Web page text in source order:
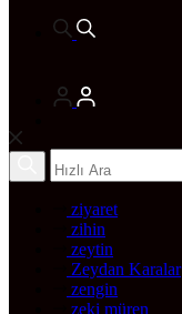
ziyaret
zihin
zeytin
Zeydan Karalar
zengin
zeki müren